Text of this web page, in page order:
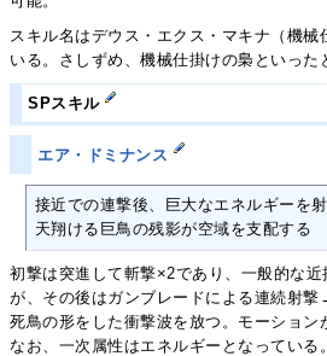
スキル名はデウス・エクス・マキナ（機械
いる。さしずめ、機械仕掛けの梟といった
SPスキル
エア・ドミナンス
接近での連撃後、巨大なエネルギーを
天翔ける巨鳥の残影が空域を支配する
初撃は突進して斬撃×2であり、一般的な
が、その後はガンブレードによる連続射
死鳥の形をした衝撃波を放つ。モーション
なお、一次属性はエネルギーとなっている。